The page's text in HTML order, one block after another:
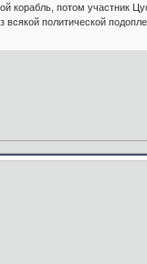
корабль, потом участник
политической